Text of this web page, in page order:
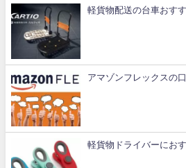
軽貨物配送の台車おす
アマゾンフレックスの
軽貨物ドライバーにお